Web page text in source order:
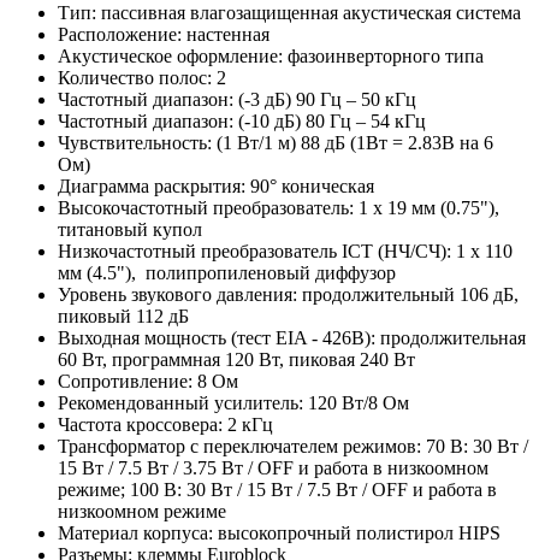
Тип: пассивная влагозащищенная акустическая система
Расположение: настенная
Акустическое оформление: фазоинверторного типа
Количество полос: 2
Частотный диапазон: (-3 дБ) 90 Гц – 50 кГц
Частотный диапазон: (-10 дБ) 80 Гц – 54 кГц
Чувствительность: (1 Вт/1 м) 88 дБ (1Вт = 2.83В на 6
Ом)
Диаграмма раскрытия: 90° коническая
Высокочастотный преобразователь: 1 х 19 мм (0.75"),
титановый купол
Низкочастотный преобразователь ICT (НЧ/СЧ): 1 х 110
мм (4.5"), полипропиленовый диффузор
Уровень звукового давления: продолжительный 106 дБ,
пиковый 112 дБ
Выходная мощность (тест EIA - 426B): продолжительная
60 Вт, программная 120 Вт, пиковая 240 Вт
Сопротивление: 8 Ом
Рекомендованный усилитель: 120 Вт/8 Ом
Частота кроссовера: 2 кГц
Трансформатор с переключателем режимов: 70 В: 30 Вт /
15 Вт / 7.5 Вт / 3.75 Вт / OFF и работа в низкоомном
режиме; 100 В: 30 Вт / 15 Вт / 7.5 Вт / OFF и работа в
низкоомном режиме
Материал корпуса: высокопрочный полистирол HIPS
Разъемы: клеммы Euroblock